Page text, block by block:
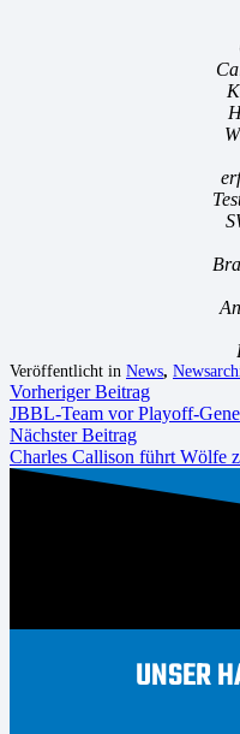
Veröffentlicht in News,
Vorheriger Beitrag
JBBL-Team vor Playoff-
Nächster Beitrag
Charles Callison führt Wölfe
UNSER